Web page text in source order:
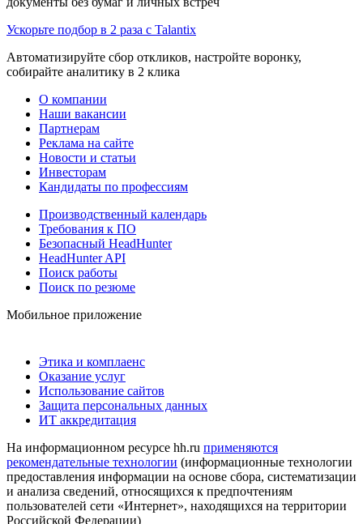
Ускорьте подбор в 2 раза с Talantix
Автоматизируйте сбор откликов, настройте воронку,
собирайте аналитику в 2 клика
О компании
Наши вакансии
Партнерам
Реклама на сайте
Новости и статьи
Инвесторам
Кандидаты по профессиям
Производственный календарь
Требования к ПО
Безопасный HeadHunter
HeadHunter API
Поиск работы
Поиск по резюме
Мобильное приложение
Этика и комплаенс
Оказание услуг
Использование сайтов
Защита персональных данных
ИТ аккредитация
На информационном ресурсе hh.ru применяются
рекомендательные технологии (информационные технологии
предоставления информации на основе сбора, систематизации
и анализа сведений, относящихся к предпочтениям
пользователей сети «Интернет», находящихся на территории
Российской Федерации)